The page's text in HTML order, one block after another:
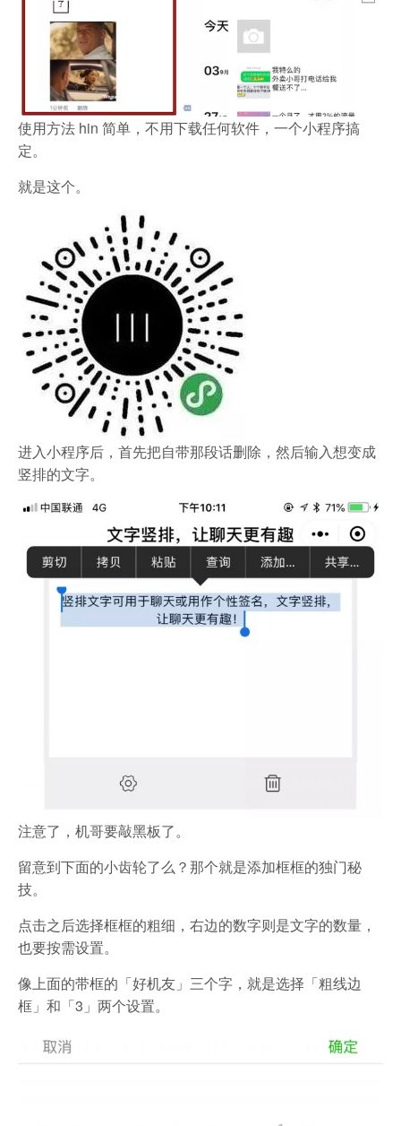
使用方法 hin 简单，不用下载任何软件，一个小程序搞
定。
就是这个。
进入小程序后，首先把自带那段话删除，然后输入想变成
竖排的文字。
注意了，机哥要敲黑板了。
留意到下面的小齿轮了么？那个就是添加框框的独门秘
技。
点击之后选择框框的粗细，右边的数字则是文字的数量，
也要按需设置。
像上面的带框的「好机友」三个字，就是选择「粗线边
框」和「3」两个设置。